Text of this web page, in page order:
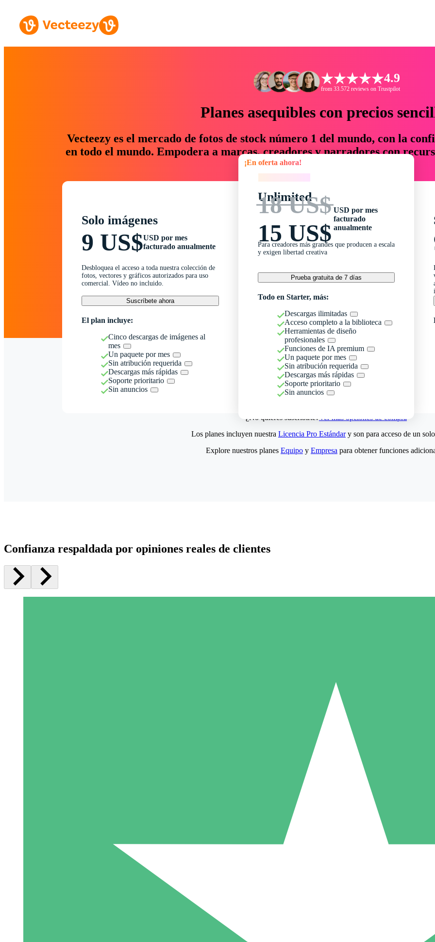
4.9
from 33.572 reviews on Trustpilot
Planes asequibles con precios
Vecteezy es el mercado de fotos de stock número 1 del mundo, con la
en todo el mundo. Empodera a marcas, creadores y narradores con
un 76 % en tiempo y presupuesto.
Solo imágenes
9 US$USD por mes
facturado anualmente
Desbloquea el acceso a toda nuestra colección de
fotos, vectores y gráficos autorizados para uso
comercial. Vídeo no incluido.
Suscríbete ahora
El plan incluye:
Cinco descargas de imágenes al
mes
Un paquete por mes
Sin atribución requerida
Descargas más rápidas
Soporte prioritario
Sin anuncios
¡En oferta ahora!
Unlimited
18 US$
15 US$
USD por mes
facturado
anualmente
Para creadores más grandes que producen a escala
y exigen libertad creativa
Prueba gratuita de 7 días
Todo en Starter, más:
Descargas ilimitadas
Acceso completo a la biblioteca
Herramientas de diseño
profesionales
Funciones de IA premium
Un paquete por mes
Sin atribución requerida
Descargas más rápidas
Soporte prioritario
Sin anuncios
¿No quieres suscribirte?Ver más opciones de compra
5 Descargas
15
Los planes incluyen nuestra Licencia Pro Estándary son para acceso de un
Explore nuestros planes Equipo y Empresa para obtener funciones
Confianza respaldada por opiniones reales de clientes